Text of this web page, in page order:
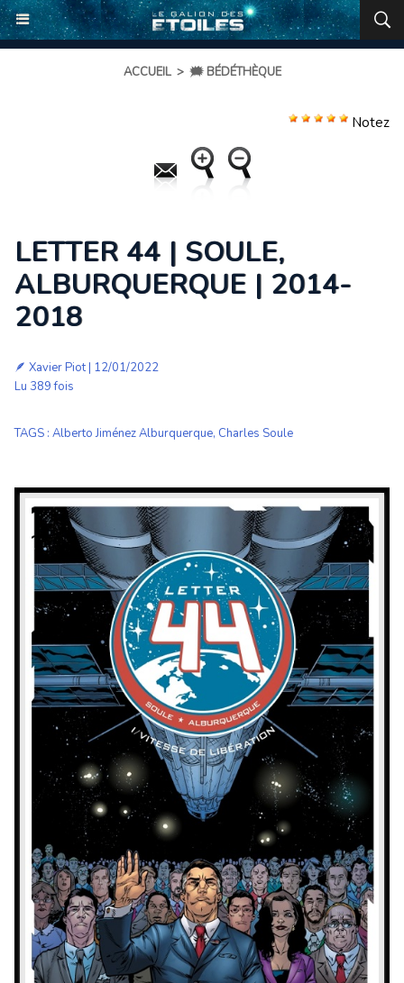
ACCUEIL > 🗯️ BÉDÉTHÈQUE
Notez
LETTER 44 | SOULE,
ALBURQUERQUE | 2014-
2018
🪶 Xavier Piot | 12/01/2022
Lu 389 fois
TAGS : Alberto Jiménez Alburquerque, Charles Soule